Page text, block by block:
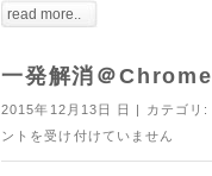
read more..
一発解消＠
2015年12月13日 日 | カテゴリ:
ントを受け付けていません